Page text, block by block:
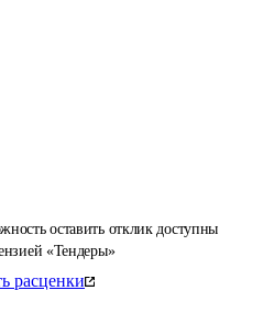
оставить отклик доступны
«Тендеры»
расценки